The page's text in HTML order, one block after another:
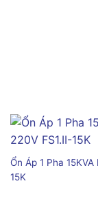
Ổn Áp 1 Pha
15K